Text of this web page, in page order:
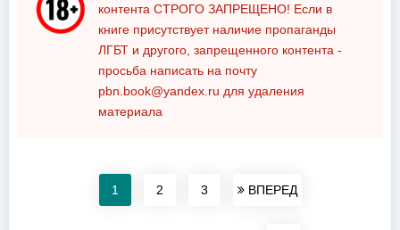
контента СТРОГО ЗАПРЕЩЕНО! Если в
книге присутствует наличие пропаганды
ЛГБТ и другого, запрещенного контента -
просьба написать на почту
pbn.book@yandex.ru для удаления
материала
1 2 3 ВПЕРЕД